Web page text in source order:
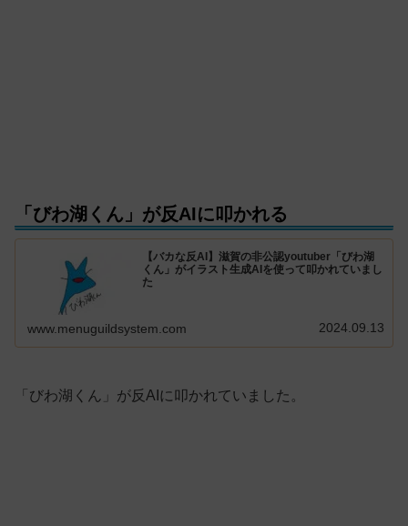
「びわ湖くん」が反AIに叩かれる
【バカな反AI】滋賀の非公認youtuber「びわ湖
くん」がイラスト生成AIを使って叩かれていまし
た
www.menuguildsystem.com 2024.09.13
「びわ湖くん」が反AIに叩かれていました。